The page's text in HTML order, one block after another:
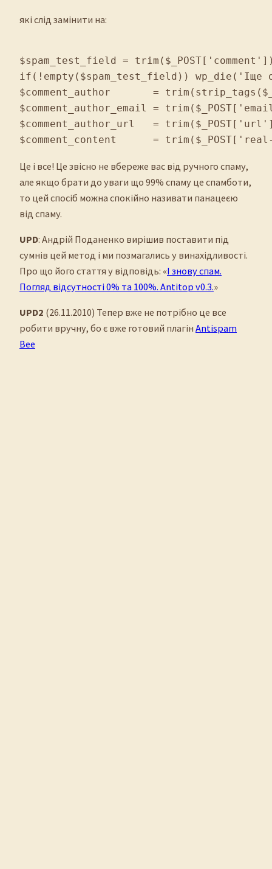
які слід замінити на:
$spam_test_field =
if(!empty($spam_test_field)) wp_die('Іще
$comment_author       =
$comment_author_email =
$comment_author_url   =
$comment_content      =
Це і все! Це звісно не вбереже вас від ручного спаму,
але якщо брати до уваги що 99% спаму це спамботи,
то цей спосіб можна спокійно називати панацеєю
від спаму.
UPD: Андрій Поданенко вирішив поставити під
сумнів цей метод і ми позмагались у винахідливості.
Про що його стаття у відповідь: «І знову спам.
Погляд відсутності 0% та 100%. Antitop v0.3.»
UPD2 (26.11.2010) Тепер вже не потрібно це все
робити вручну, бо є вже готовий плагін Antispam
Bee